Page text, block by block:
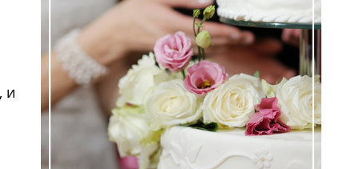
и